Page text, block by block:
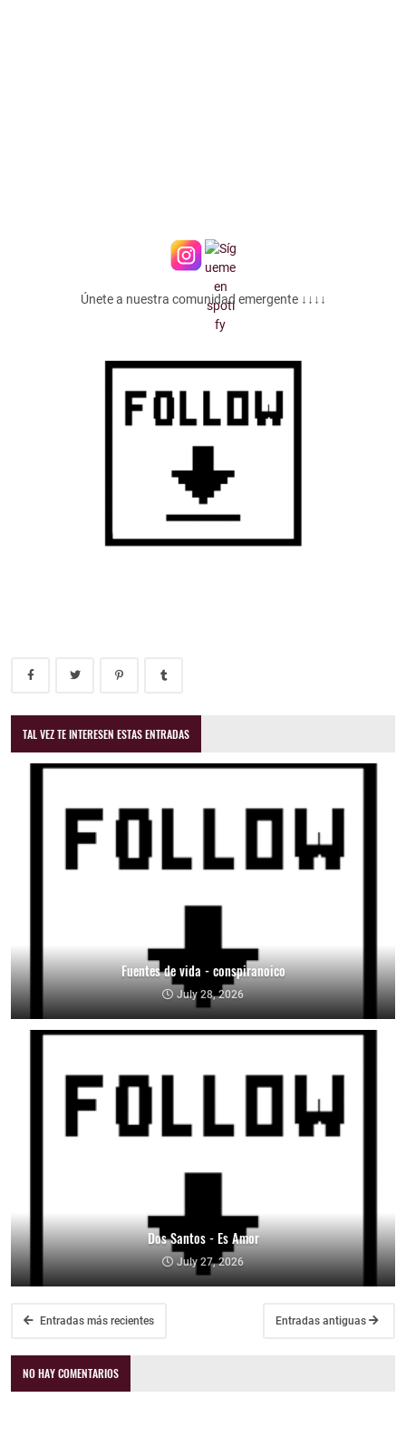
Únete a nuestra comunidad emergente ↓↓↓↓
TAL VEZ TE INTERESEN ESTAS ENTRADAS
Fuentes de vida - conspiranoico
July 28, 2026
Dos Santos - Es Amor
July 27, 2026
Entradas más recientes Entradas antiguas
NO HAY COMENTARIOS